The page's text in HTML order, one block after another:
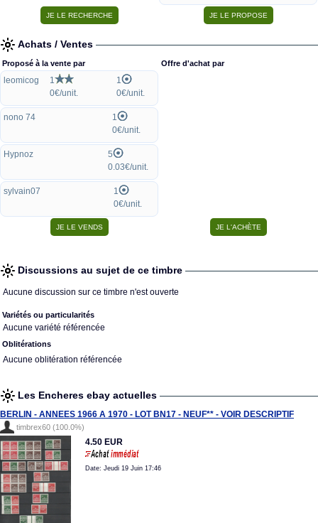
Achats / Ventes
Proposé à la vente par
leomicog
1
0€/unit.
1
0€/unit.
nono 74
1
0€/unit.
Hypnoz
5
0.03€/unit.
sylvain07
1
0€/unit.
Offre d'achat par
Discussions au sujet de ce timbre
Aucune discussion sur ce timbre n'est ouverte
Variétés ou particularités
Aucune variété référencée
Oblitérations
Aucune oblitération référencée
Les Encheres ebay actuelles
BERLIN - ANNEES 1966 A 1970 - LOT BN17 - NEUF** - VOIR DESCRIPTIF
timbrex60 (100.0%)
4.50 EUR
Date: Jeudi 19 Juin 17:46